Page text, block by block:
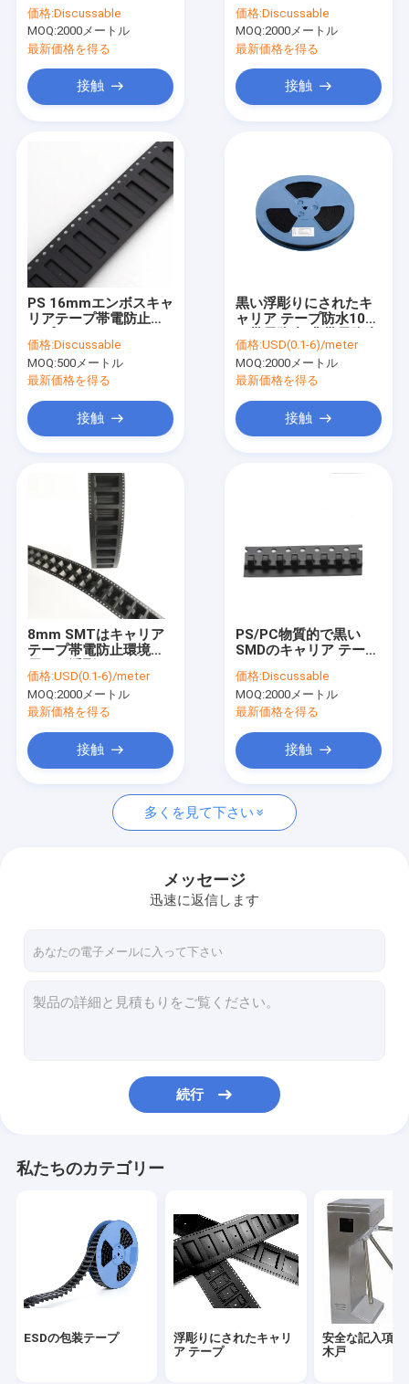
企業情報
会社案内
お問い合わせ
ニュース
すべての場合
ESDの包装テープ
安全な記入項目の回転木戸
クリーンルームの付属品
ESDのプラスチック皿
反静的な付属品
彫りにした
価格:Discussable
MOQ:2000メートル
最新価格を得る
接触
彫りにした
価格:Discussable
MOQ:2000メートル
最新価格を得る
接触
PS 16mmエンボスキャ
リアテープ帯電防止テ
価格:Discussable
MOQ:500メートル
最新価格を得る
接触
黒い浮彫りにされたキ
ャリア テープ防水10E5
タイプ
価格:USD(0.1-6)/meter
MOQ:2000メートル
最新価格を得る
接触
8mm SMTはキャリア
テープ帯電防止環境に
価格:USD(0.1-6)/meter
MOQ:2000メートル
最新価格を得る
接触
PS/PC物質的で黒い
SMDのキャリア テープ
ROHS証明
価格:Discussable
MOQ:2000メートル
最新価格を得る
接触
多くを見て下さい
メッセージ
迅速に返信します
続行
私たちのカテゴリー
ESDの包装テープ
浮彫りにされたキャリ
ア テープ
安全な記入項目
木戸